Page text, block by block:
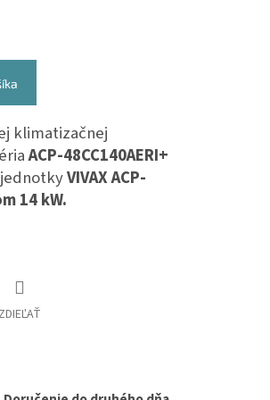
klimatizačnej
ACP-48CC140AERI+
VIVAXACP-
14 kW.
ZDIEĽAŤ